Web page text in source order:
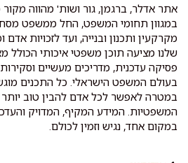
אתר אדלר, ברגמן, גור ושות' מהווה
במגוון תחומי המשפט, החל ממשפט
מקרקעין ותכנון ובנייה, ועד לזכויות
שלנו מציעה תוכן משפטי איכותי הכולל
פסיקה עדכנית, מדריכים מעשיים
בעולם המשפט הישראלי. כל התכנים
במטרה לאפשר לכל אדם להבין טוב יותר
המשפטיות. המידע המקיף, המדויק
במקום אחד, נגיש וזמין לכולם.